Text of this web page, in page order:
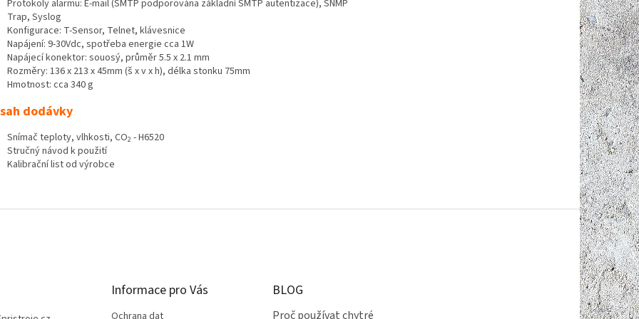
Protokoly alarmu: E-mail (SMTP podporována základní SMTP autentizace), SNMP
Trap, Syslog
Konfigurace: T-Sensor, Telnet, klávesnice
Napájení: 9-30Vdc, spotřeba energie cca 1W
Napájecí konektor: souosý, průměr 5.5 x 2.1 mm
Rozměry: 136 x 213 x 45mm (š x v x h), délka stonku 75mm
Hmotnost: cca 340 g
dodávky
Snímač teploty, vlhkosti, CO2 - H6520
Stručný návod k použití
Kalibrační list od výrobce
Informace pro Vás
Ochrana dat
BLOG
Proč používat chytré